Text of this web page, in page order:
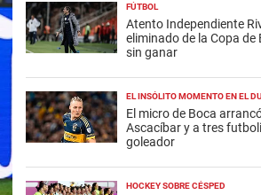
FÚTBOL
Atento Independiente
eliminado de la Copa
sin ganar
EL INSÓLITO MOMENTO EN EL
El micro de Boca
Ascacíbar y a tres
goleador
HOCKEY SOBRE CÉSPED